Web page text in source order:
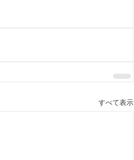
すべて表示